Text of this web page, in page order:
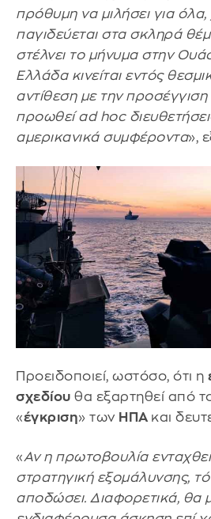
πρόθυμη να μιλήσει για
παγιδεύεται στα σκληρά
στέλνει το μήνυμα στην
Ελλάδα κινείται εντός
αντίθεση με την
προωθεί ad hoc
αμερικανικά συμφέροντα»,
Προειδοποιεί, ωστόσο, ότι η
σχεδίου θα εξαρτηθεί από
«έγκριση» των ΗΠΑ και
«Αν η πρωτοβουλία
στρατηγική εξομάλυνσης,
αποδώσει. Διαφορετικά, θα